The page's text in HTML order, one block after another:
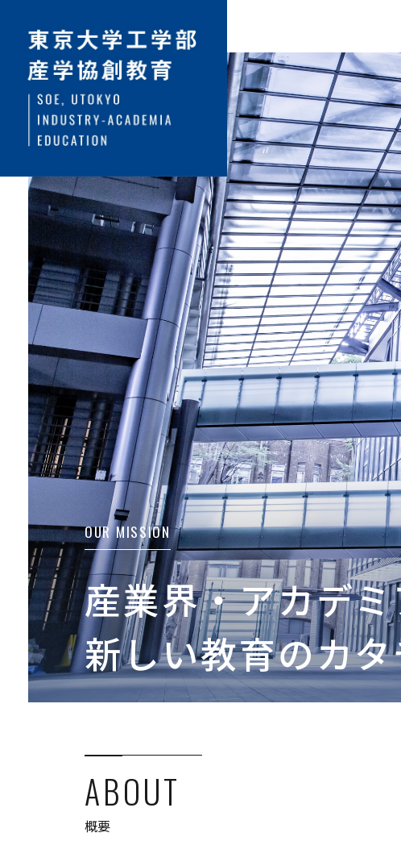
OUR MISSION
産業界・アカデ
新しい教育のカ
ABOUT
概要